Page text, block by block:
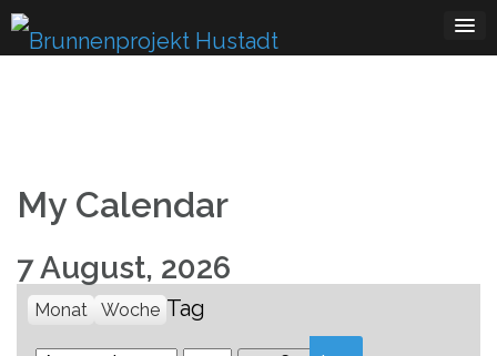
Skip
My Calendar
7 August, 2026
Monat Woche Tag